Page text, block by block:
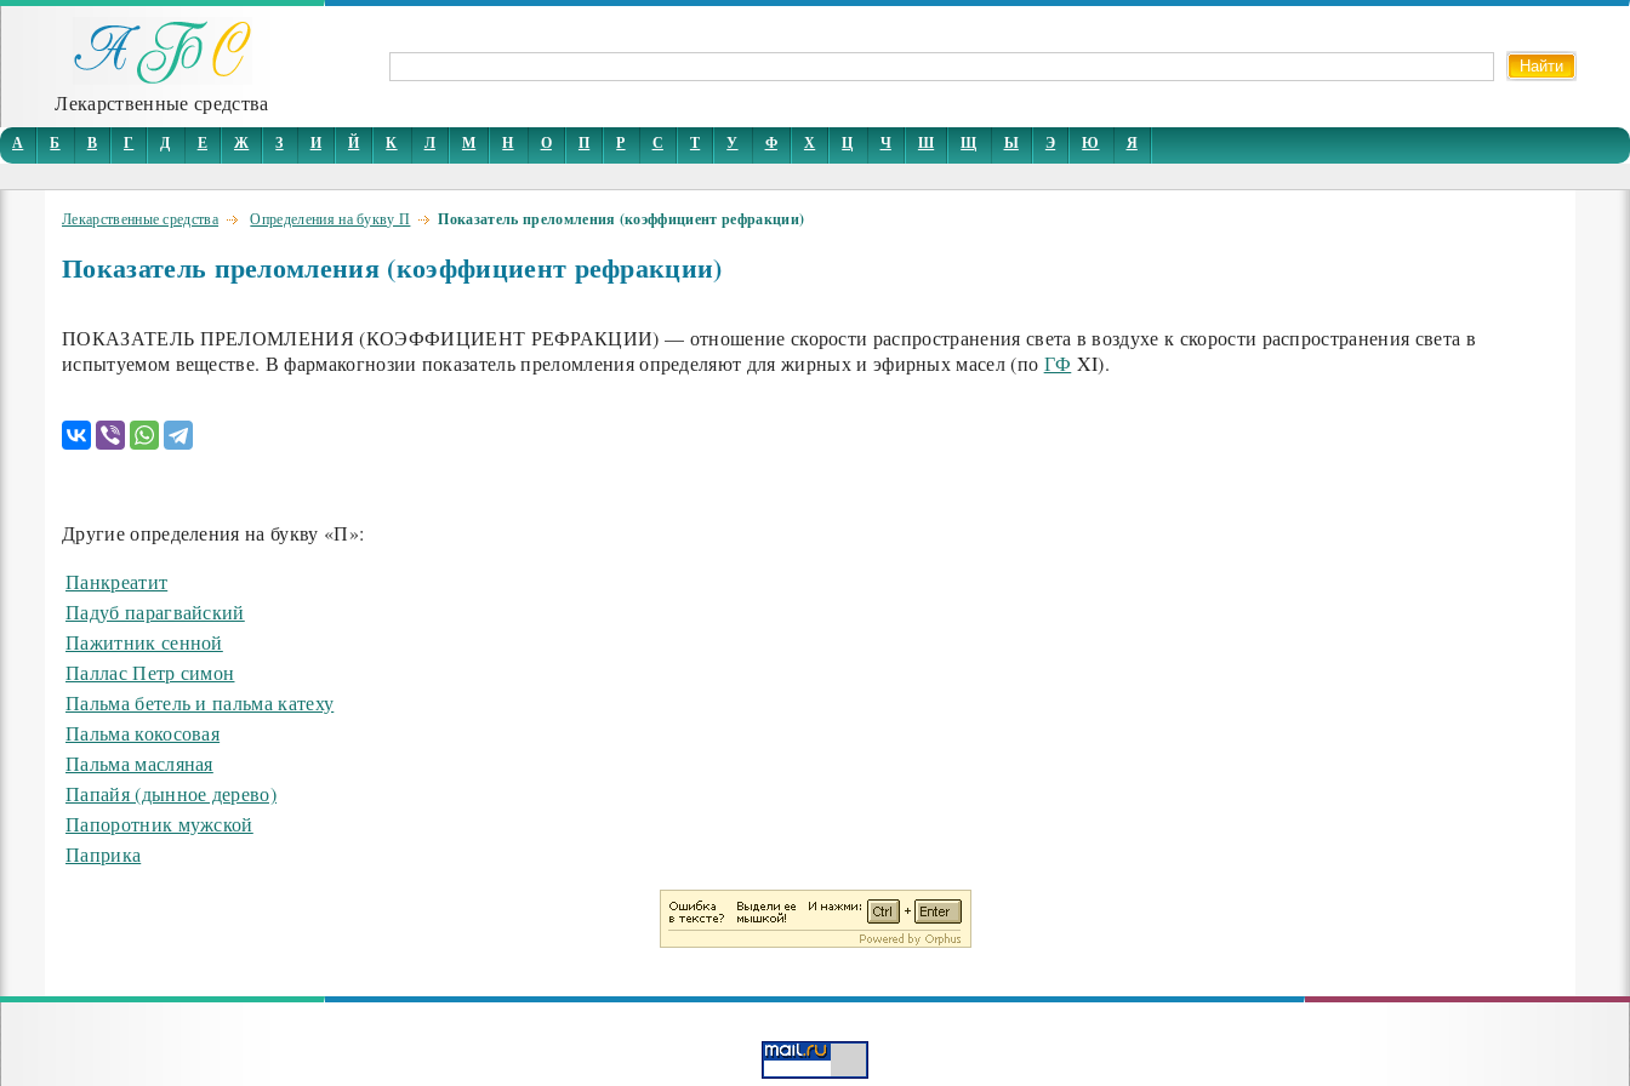
Лекарственные средства
А Б В Г Д Е Ж З И Й К Л М Н О П Р С Т У Ф Х Ц Ч Ш Щ Ы Э Ю Я
Лекарственные средства Определения на букву П Показатель преломления (коэффициент рефракции)
Показатель преломления (коэффициент рефракции)
ПОКАЗАТЕЛЬ ПРЕЛОМЛЕНИЯ (КОЭФФИЦИЕНТ РЕФРАКЦИИ) — отношение скорости распространения света в воздухе к скорости распространения света в
испытуемом веществе. В фармакогнозии показатель преломления определяют для жирных и эфирных масел (по ГФ XI).
Другие определения на букву «П»:
Панкреатит
Падуб парагвайский
Пажитник сенной
Паллас Петр симон
Пальма бетель и пальма катеху
Пальма кокосовая
Пальма масляная
Папайя (дынное дерево)
Папоротник мужской
Паприка